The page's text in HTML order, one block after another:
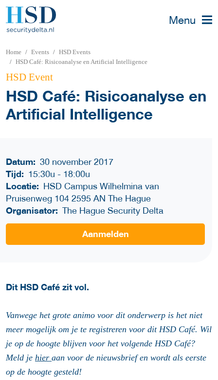
Menu
Home Events
HSD Events
HSD Café: Risicoanalyse en Artificial Intelligence
HSD Event
HSD Café: Risicoanalyse en
Artificial Intelligence
Datum: 30 november 2017
Tijd: 15:30u- 18:00u
Locatie: HSD Campus Wilhelmina van
Pruisenweg 104 2595 AN The Hague
Organisator: The Hague Security Delta
Aanmelden
Dit HSD Café zit vol.
Vanwege het grote animo voor dit onderwerp is het niet
meer mogelijk om je te registreren voor dit HSD Café. Wil
je op de hoogte blijven voor het volgende HSD Café?
Meld je hier aan voor de nieuwsbrief en wordt als eerste
op de hoogte gesteld!